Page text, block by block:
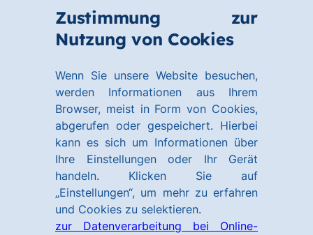
Zustimmung zur
Nutzung von Cookies
Wenn Sie unsere Website besuchen,
werden Informationen aus Ihrem
Browser, meist in Form von Cookies,
abgerufen oder gespeichert. Hierbei
kann es sich um Informationen über
Ihre Einstellungen oder Ihr Gerät
handeln. Klicken Sie auf
„Einstellungen“, um mehr zu erfahren
und Cookies zu selektieren.
zur Datenverarbeitung bei Online-
Hauptinhalt